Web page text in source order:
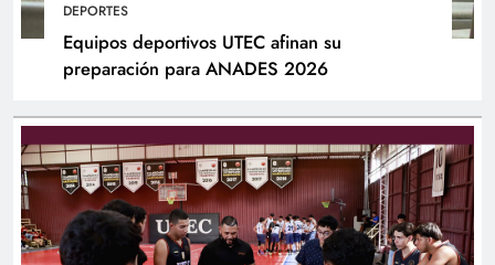
DEPORTES
Equipos deportivos UTEC afinan su
preparación para ANADES 2026